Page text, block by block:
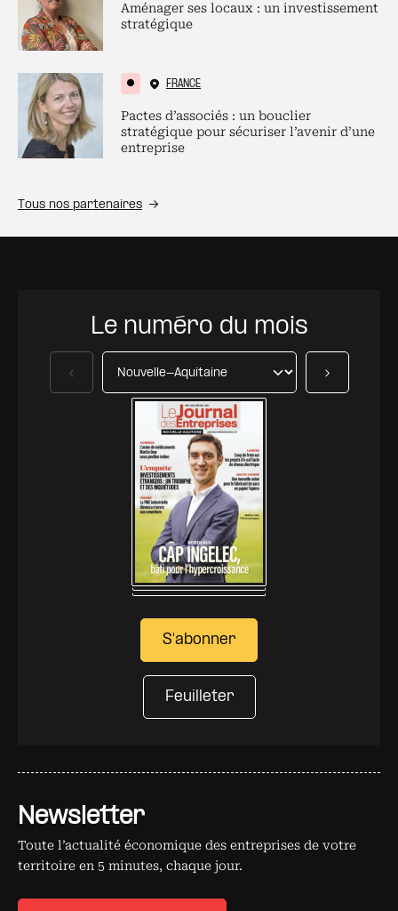
Aménager ses locaux : un investissement
stratégique
FRANCE
Pactes d’associés : un bouclier
stratégique pour sécuriser l’avenir d’une
entreprise
Tous nos partenaires
Newsletter
Toute l’actualité économique des entreprises de votre
territoire en 5 minutes, chaque jour.
Le numéro du mois
S'abonner
Feuilleter
Précédent Suivant